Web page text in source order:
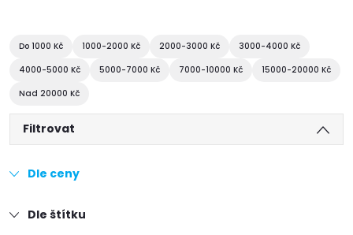
Do 1000 Kč 1000-2000 Kč 2000-3000 Kč
3000-4000 Kč
4000-5000 Kč
5000-7000 Kč 7000-10000 Kč
15000-20000 Kč
Nad 20000 Kč
Filtrovat
Dle ceny
Dle štítku